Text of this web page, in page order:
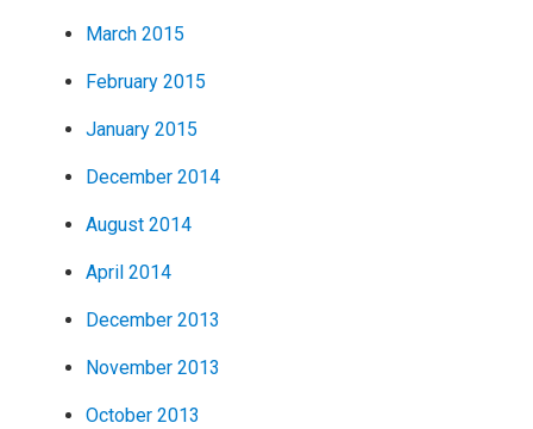
March 2015
February 2015
January 2015
December 2014
August 2014
April 2014
December 2013
November 2013
October 2013